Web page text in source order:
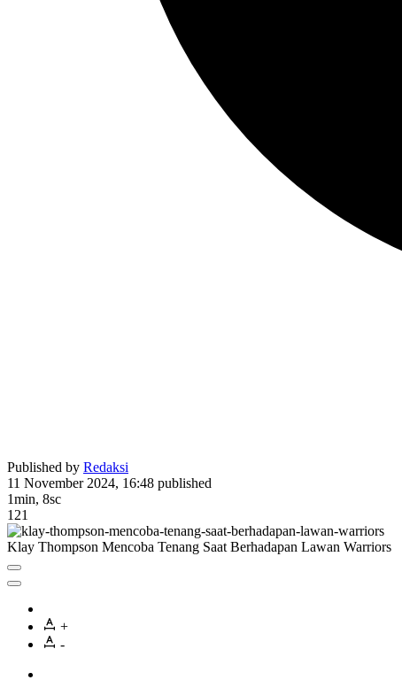
Published by Redaksi
11 November 2024, 16:48 published
1min, 8sc
121
Klay Thompson Mencoba Tenang Saat Berhadapan Lawan Warriors
+
-